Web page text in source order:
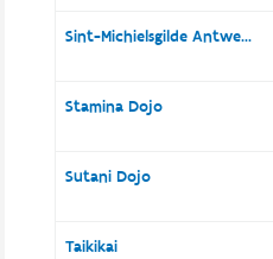
Sint-Michielsgilde Antwerpen vzw
Stamina Dojo
Sutani Dojo
Taikikai